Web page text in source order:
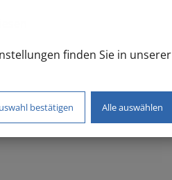
finden Sie in unserer
bestätigen Alle auswählen